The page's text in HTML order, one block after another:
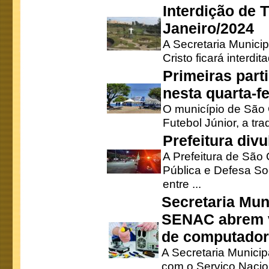
Interdição de
Janeiro/2024
A Secretaria
Cristo ficará
Primeiras
nesta quarta-
O município de
Futebol Júnior, a
Prefeitura
A Prefeitura de São
Pública e Defesa
entre ...
Secretaria
SENAC
de
A Secretaria
com o Serviço